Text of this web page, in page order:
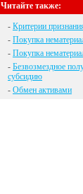
Читайте также:
- Критерии
- Покупка
- Покупка
- Безвозмездное
субсидию
- Обмен активами